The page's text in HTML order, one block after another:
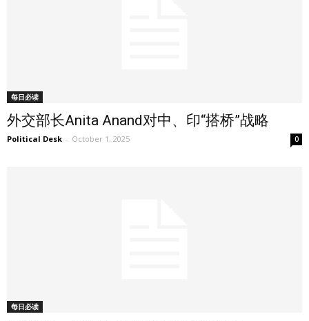
每日必读
外交部长Anita Anand对中、印“搭桥”战略
Political Desk - October 1, 2025 0
每日必读